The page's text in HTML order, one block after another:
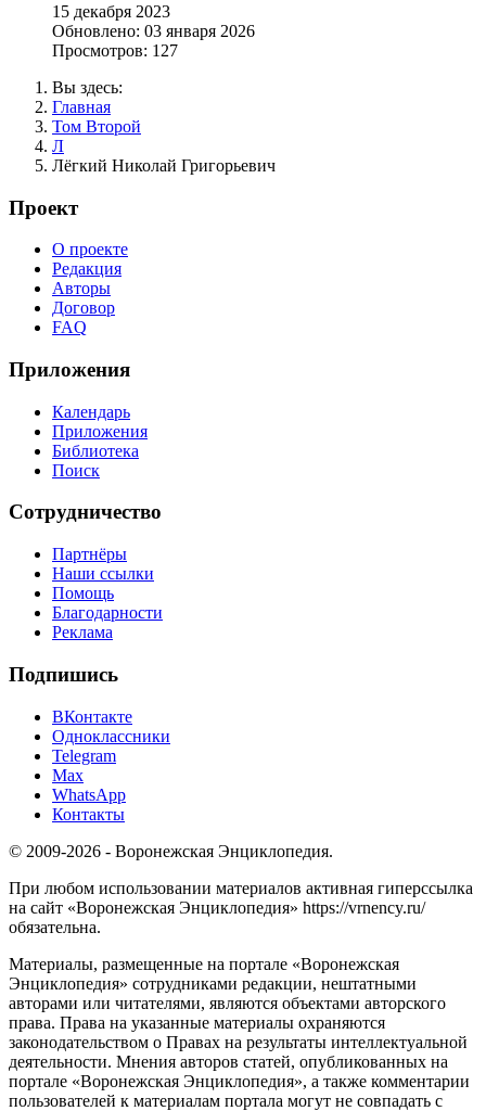
15 декабря 2023
Обновлено: 03 января 2026
Просмотров: 127
Вы здесь:
Главная
Том Второй
Л
Лёгкий Николай Григорьевич
Проект
О проекте
Редакция
Авторы
Договор
FAQ
Приложения
Календарь
Приложения
Библиотека
Поиск
Сотрудничество
Партнёры
Наши ссылки
Помощь
Благодарности
Реклама
Подпишись
ВКонтакте
Одноклассники
Telegram
Max
WhatsApp
Контакты
© 2009-2026 - Воронежская Энциклопедия.
При любом использовании материалов активная гиперссылка
на сайт «Воронежская Энциклопедия» https://vrnency.ru/
обязательна.
Материалы, размещенные на портале «Воронежская
Энциклопедия» сотрудниками редакции, нештатными
авторами или читателями, являются объектами авторского
права. Права на указанные материалы охраняются
законодательством о Правах на результаты интеллектуальной
деятельности. Мнения авторов статей, опубликованных на
портале «Воронежская Энциклопедия», а также комментарии
пользователей к материалам портала могут не совпадать с